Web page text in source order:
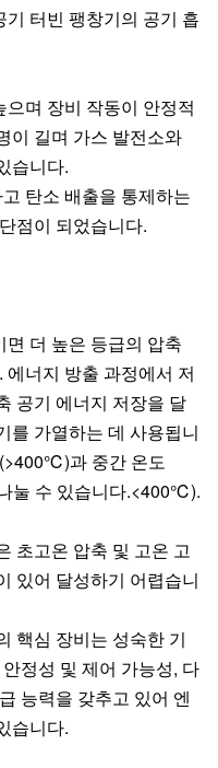
터빈 팽창기의 공기 흡
며 장비 작동이 안정적
이 길며 가스 발전소와
습니다.
탄소 배출을 통제하는
점이 되었습니다.
더 높은 등급의 압축
너지 방출 과정에서 저
공기 에너지 저장을 달
를 가열하는 데 사용됩니
과 중간 온도
눌 수 있습니다.<400℃).
초고온 압축 및 고온 고
있어 달성하기 어렵습니
핵심 장비는 성숙한 기
정성 및 제어 가능성, 다
능력을 갖추고 있어 엔
습니다.